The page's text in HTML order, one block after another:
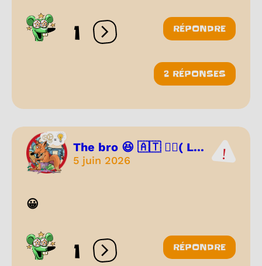
1 Ouvrir les réactions
RÉPONDRE
2 RÉPONSES
The bro 😆 🇦🇹 🏳️‍🌈( L...
5 juin 2026
😀
1 Ouvrir les réactions
RÉPONDRE